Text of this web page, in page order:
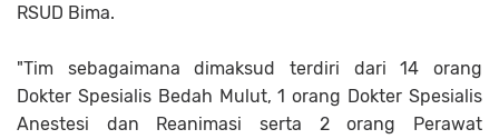
RSUD Bima.
"Tim sebagaimana dimaksud terdiri dari 14 orang
Dokter Spesialis Bedah Mulut, 1 orang Dokter Spesialis
Anestesi dan Reanimasi serta 2 orang Perawat